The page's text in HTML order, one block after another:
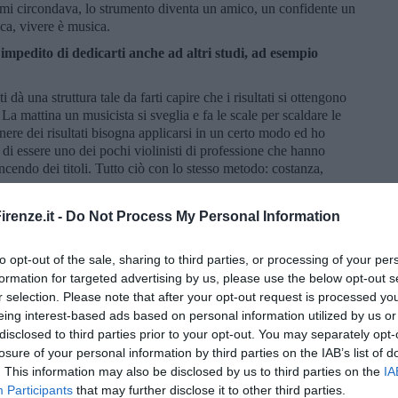
- Do Not Process My Personal Information
opt-out of the sale, sharing to third parties, or processing of your
for targeted advertising by us, please use the below opt-out
selection. Please note that after your opt-out request is processed
interest-based ads based on personal information utilized by us
to third parties prior to your opt-out. You may separately
of your personal information by third parties on the IAB’s list of
This information may also be disclosed by us to third parties on the
Participants that may further disclose it to other third parties.
circondava, lo strumento diventa un amico, un confidente un
vivere è musica.
di dedicarti anche ad altri studi, ad esempio
dà una struttura tale da farti capire che i risultati si ottengono
mattina un musicista si sveglia e fa le scale per scaldare le
dei risultati bisogna applicarsi in un certo modo ed ho
essere uno dei pochi violinisti di professione che hanno
dei titoli. Tutto ciò con lo stesso metodo: costanza,
e professionale, ti ha visto diventare Presidente
in Italia, e Ambasciatore di arte e cultura romanì nel
Qual è il tuo impegno su questi versanti?
ogni momento di ogni giorno anche nella musica. Sono stato
grande organizzazione rom e sinti d'Italia, credo perché in me
voglia di risultati a migliorare la nostra etnia socialmente. Per
dell'arte e cultura romanì nel mondo - recentemente
per il riconoscimento della minoranza romanì in Italia -
che è quello di abbattere la discriminazione, quella stessa
Questa è la maggiore garanzia per farmi dire che non mi